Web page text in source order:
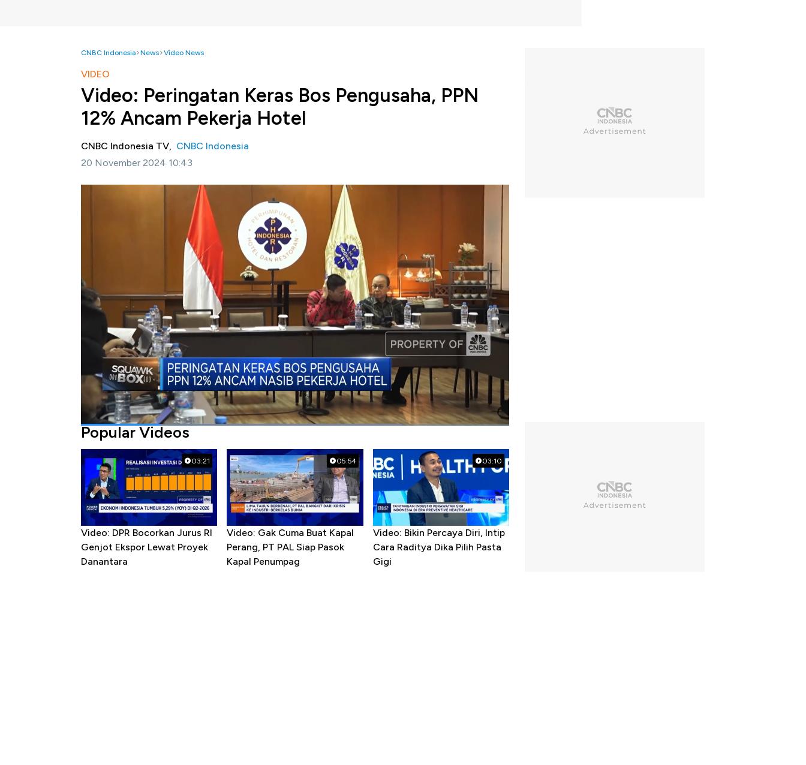
CNBC Indonesia News Video News
VIDEO
Video: Peringatan Keras Bos Pengusaha, PPN
12% Ancam Pekerja Hotel
CNBC Indonesia TV, CNBC Indonesia
20 November 2024 10:43
Jakarta, CNBC Indonesia - Ketua Umum Perhimpunan Hotel dan Restoran Indonesia, PHRI,
Hariyadi Sukamdani memberikan peringatan keras terhadap dampak kenaikan pajak pertambahan nilai,
PPN menjadi 12 persen. Menurutnya, kebijakan ini akan memicu efek domino, bahkan mengancam
Selengkapnya dalam program Squawk Box CNBC Indonesia (Rabu, 20/11/2024) berikut ini.
Bagikan:
#phri #hotel #ppn #ppn 12%
Popular Videos
03:21
Video: DPR Bocorkan Jurus RI
Genjot Ekspor Lewat Proyek
Danantara
05:54
Video: Gak Cuma Buat Kapal
Perang, PT PAL Siap Pasok
Kapal Penumpag
03:10
Video: Bikin Percaya Diri, Intip
Cara Raditya Dika Pilih Pasta
Gigi